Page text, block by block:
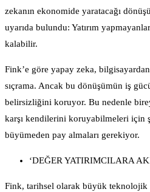
zekanın ekonomide yaratacağı
uyarıda bulundu: Yatırım
kalabilir.
Fink’e göre yapay zeka,
sıçrama. Ancak bu dönüşümün iş
belirsizliğini koruyor. Bu nedenle
karşı kendilerini koruyabilmeleri için
büyümeden pay almaları gerekiyor.
‘DEĞER YATIRIMCILARA
Fink, tarihsel olarak büyük